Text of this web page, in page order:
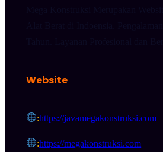
Website
:https://javamegakonstruksi.com
:https://megakonstruksi.com